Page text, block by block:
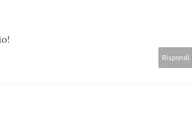
Rispondi